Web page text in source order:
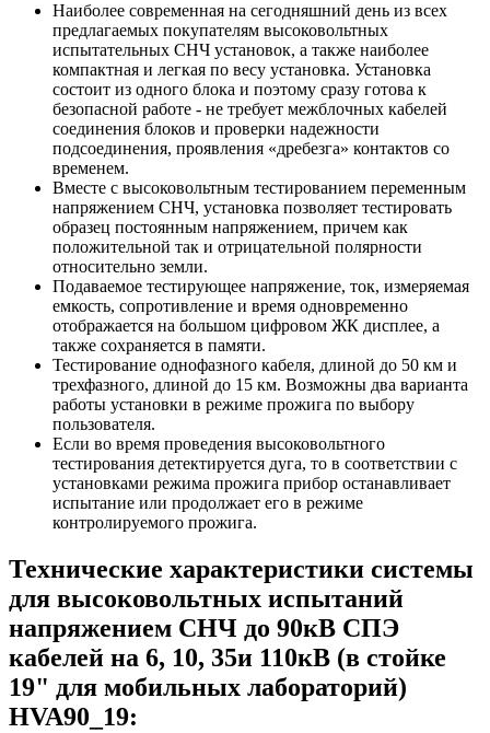
Наиболее современная на сегодняшний день из всех
предлагаемых покупателям высоковольтных
испытательных СНЧ установок, а также наиболее
компактная и легкая по весу установка. Установка
состоит из одного блока и поэтому сразу готова к
безопасной работе - не требует межблочных кабелей
соединения блоков и проверки надежности
подсоединения, проявления «дребезга» контактов со
временем.
Вместе с высоковольтным тестированием переменным
напряжением СНЧ, установка позволяет тестировать
образец постоянным напряжением, причем как
положительной так и отрицательной полярности
относительно земли.
Подаваемое тестирующее напряжение, ток, измеряемая
емкость, сопротивление и время одновременно
отображается на большом цифровом ЖК дисплее, а
также сохраняется в памяти.
Тестирование однофазного кабеля, длиной до 50 км и
трехфазного, длиной до 15 км. Возможны два варианта
работы установки в режиме прожига по выбору
пользователя.
Если во время проведения высоковольтного
тестирования детектируется дуга, то в соответствии с
установками режима прожига прибор останавливает
испытание или продолжает его в режиме
контролируемого прожига.
Технические характеристики системы
для высоковольтных испытаний
напряжением СНЧ до 90кВ СПЭ
кабелей на 6, 10, 35и 110кВ (в стойке
19" для мобильных лабораторий)
HVA90_19: